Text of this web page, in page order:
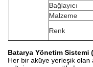
Bağlayıcı
Malzeme
Renk
Batarya Yönetim Sistemi
Her bir aküye yerleşik